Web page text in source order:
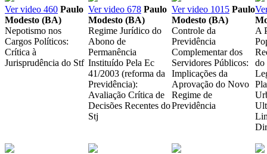
Ver video 460 Paulo
Modesto (BA)
Nepotismo nos
Cargos Políticos:
Crítica à
Jurisprudência do Stf
Ver video 678 Paulo
Modesto (BA)
Regime Jurídico do
Abono de
Permanência
Instituído Pela Ec
41/2003 (reforma da
Previdência):
Avaliação Crítica de
Decisões Recentes do
Stj
Ver video 1015 Paulo
Modesto (BA)
Controle da
Previdência
Complementar dos
Servidores Públicos:
Implicações da
Aprovação do Novo
Regime de
Previdência
A
do